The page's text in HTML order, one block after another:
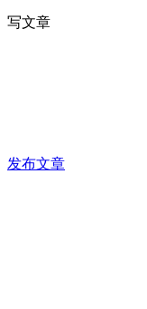
写文章
发布文章